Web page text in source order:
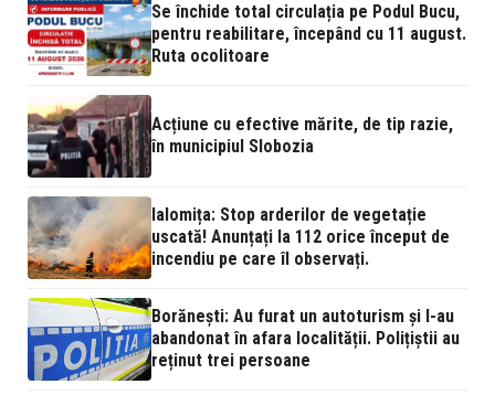
Se închide total circulația pe Podul Bucu,
pentru reabilitare, începând cu 11 august.
Ruta ocolitoare
Acțiune cu efective mărite, de tip razie,
în municipiul Slobozia
Ialomița: Stop arderilor de vegetație
uscată! Anunțați la 112 orice început de
incendiu pe care îl observați.
Borănești: Au furat un autoturism și l-au
abandonat în afara localității. Polițiștii au
reținut trei persoane